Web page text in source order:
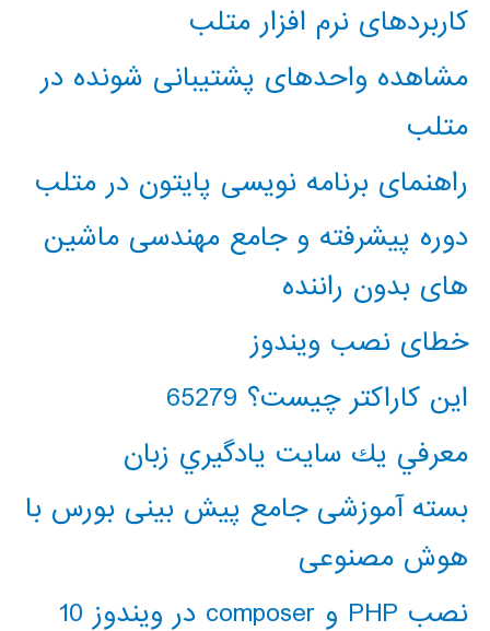
کاربردهای نرم افزار متلب
مشاهده واحدهای پشتیبانی شونده در
متلب
راهنمای برنامه نویسی پایتون در متلب
دوره پیشرفته و جامع مهندسی ماشین
های بدون راننده
خطای نصب ویندوز
این کاراکتر چیست؟ 65279
معرفي يك سايت يادگيري زبان
بسته آموزشی جامع پیش بینی بورس با
هوش مصنوعی
نصب PHP و composer در ویندوز 10